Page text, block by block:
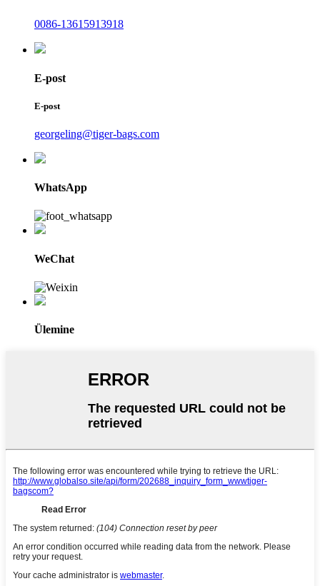
0086-13615913918
E-post
E-post
georgeling@tiger-bags.com
WhatsApp
WeChat
Ülemine